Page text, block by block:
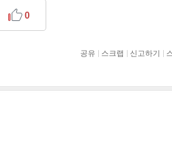
0
공유 스크랩 신고하기